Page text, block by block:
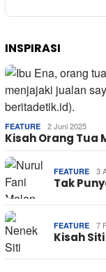
INSPIRASI
FEATURE 2 Juni 2025
Kisah Orang Tua
FEATURE 3
Tak
FEATURE 7
Kisah